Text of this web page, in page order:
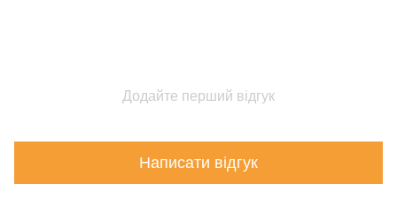
Додайте перший відгук
Написати відгук